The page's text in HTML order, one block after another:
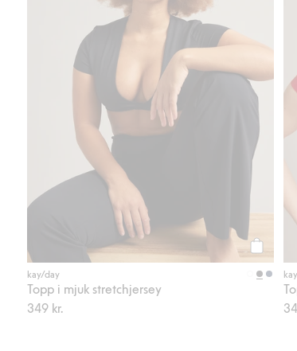
Köp
kay/day
Topp i mjuk stretchjersey
349 kr.